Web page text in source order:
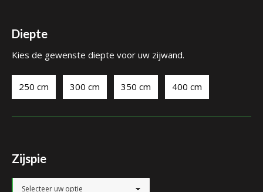
Diepte
Kies de gewenste diepte voor uw zijwand.
250 cm 300 cm 350 cm 400 cm
Zijspie